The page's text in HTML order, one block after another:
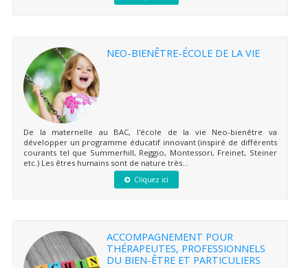
NEO-BIENÊTRE-ÉCOLE DE LA VIE
De la maternelle au BAC, l'école de la vie Neo-bienêtre va
développer un programme éducatif innovant (inspiré de différents
courants tel que Summerhill, Reggio, Montessori, Freinet, Steiner
etc.) Les êtres humains sont de nature très...
Cliquez ici
ACCOMPAGNEMENT POUR
THÉRAPEUTES, PROFESSIONNELS
DU BIEN-ÊTRE ET PARTICULIERS